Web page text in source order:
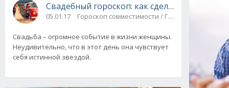
Cвадебный гороскоп: как сделать
05.01.17 Гороскоп совместимости / Гороскоп любви
Свадьба – огромное событие в жизни женщины.
Неудивительно, что в этот день она чувствует
себя истинной звездой.